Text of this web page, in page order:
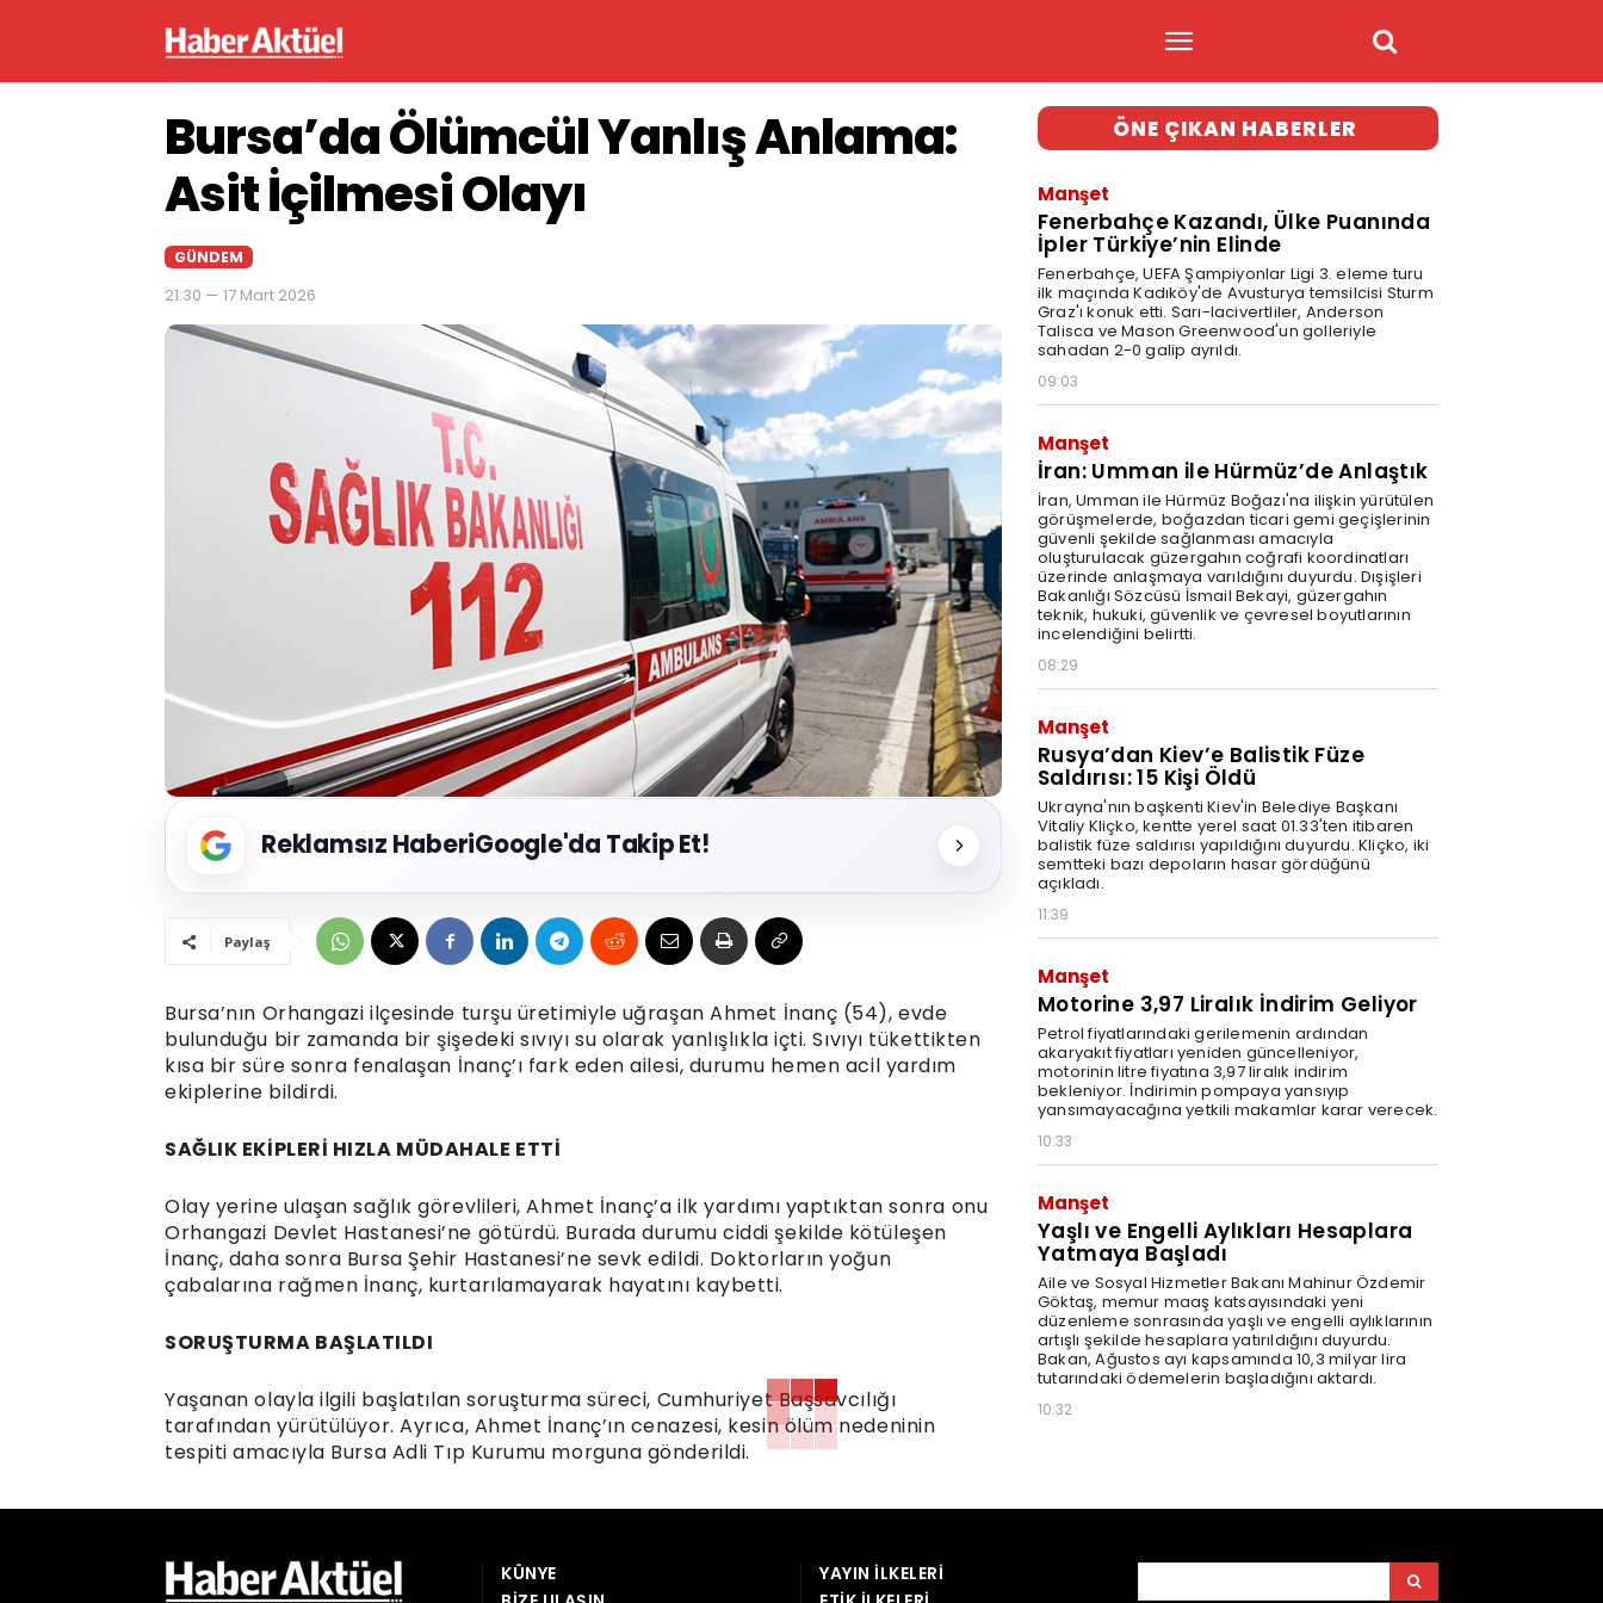
Bursa’da Ölümcül Yanlış Anlama:
Asit İçilmesi Olayı
GÜNDEM
21:30 — 17 Mart 2026
Reklamsız HaberiGoogle'da Takip Et!
Paylaş
Bursa’nın Orhangazi ilçesinde turşu üretimiyle uğraşan Ahmet İnanç (54), evde
bulunduğu bir zamanda bir şişedeki sıvıyı su olarak yanlışlıkla içti. Sıvıyı tükettikten
kısa bir süre sonra fenalaşan İnanç’ı fark eden ailesi, durumu hemen acil yardım
ekiplerine bildirdi.
SAĞLIK EKİPLERİ HIZLA MÜDAHALE ETTİ
Olay yerine ulaşan sağlık görevlileri, Ahmet İnanç’a ilk yardımı yaptıktan sonra onu
Orhangazi Devlet Hastanesi’ne götürdü. Burada durumu ciddi şekilde kötüleşen
İnanç, daha sonra Bursa Şehir Hastanesi’ne sevk edildi. Doktorların yoğun
çabalarına rağmen İnanç, kurtarılamayarak hayatını kaybetti.
SORUŞTURMA BAŞLATILDI
Yaşanan olayla ilgili başlatılan soruşturma süreci, Cumhuriyet Başsavcılığı
tarafından yürütülüyor. Ayrıca, Ahmet İnanç’ın cenazesi, kesin ölüm nedeninin
tespiti amacıyla Bursa Adli Tıp Kurumu morguna gönderildi.
ÖNE ÇIKAN HABERLER
Manşet
Fenerbahçe Kazandı, Ülke Puanında
İpler Türkiye’nin Elinde
Fenerbahçe, UEFA Şampiyonlar Ligi 3. eleme turu
ilk maçında Kadıköy'de Avusturya temsilcisi Sturm
Graz'ı konuk etti. Sarı-lacivertliler, Anderson
Talisca ve Mason Greenwood'un golleriyle
sahadan 2-0 galip ayrıldı.
09:03
Manşet
İran: Umman ile Hürmüz’de Anlaştık
İran, Umman ile Hürmüz Boğazı'na ilişkin yürütülen
görüşmelerde, boğazdan ticari gemi geçişlerinin
güvenli şekilde sağlanması amacıyla
oluşturulacak güzergahın coğrafi koordinatları
üzerinde anlaşmaya varıldığını duyurdu. Dışişleri
Bakanlığı Sözcüsü İsmail Bekayi, güzergahın
teknik, hukuki, güvenlik ve çevresel boyutlarının
incelendiğini belirtti.
08:29
Manşet
Rusya’dan Kiev’e Balistik Füze
Saldırısı: 15 Kişi Öldü
Ukrayna'nın başkenti Kiev'in Belediye Başkanı
Vitaliy Kliçko, kentte yerel saat 01.33'ten itibaren
balistik füze saldırısı yapıldığını duyurdu. Kliçko, iki
semtteki bazı depoların hasar gördüğünü
açıkladı.
11:39
Manşet
Motorine 3,97 Liralık İndirim Geliyor
Petrol fiyatlarındaki gerilemenin ardından
akaryakıt fiyatları yeniden güncelleniyor,
motorinin litre fiyatına 3,97 liralık indirim
bekleniyor. İndirimin pompaya yansıyıp
yansımayacağına yetkili makamlar karar verecek.
10:33
Manşet
Yaşlı ve Engelli Aylıkları Hesaplara
Yatmaya Başladı
Aile ve Sosyal Hizmetler Bakanı Mahinur Özdemir
Göktaş, memur maaş katsayısındaki yeni
düzenleme sonrasında yaşlı ve engelli aylıklarının
artışlı şekilde hesaplara yatırıldığını duyurdu.
Bakan, Ağustos ayı kapsamında 10,3 milyar lira
tutarındaki ödemelerin başladığını aktardı.
10:32
KÜNYE
YAYIN İLKELERI